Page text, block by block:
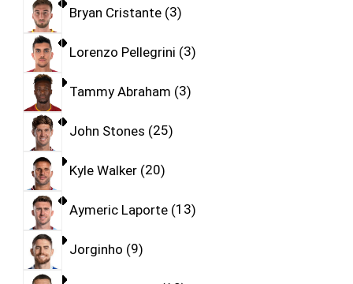
Bryan Cristante 3
Lorenzo Pellegrini 3
Tammy Abraham 3
John Stones 25
Kyle Walker 20
Aymeric Laporte 13
Jorginho 9